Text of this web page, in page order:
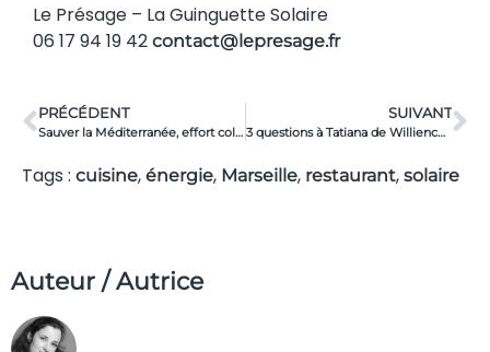
Le Présage – La Guinguette Solaire
06 17 94 19 42 contact@lepresage.fr
PRÉCÉDENT
Sauver la Méditerranée, effort collectif exigé !
SUIVANT
3 questions à Tatiana de Williencourt, pour le Fonds Epicurien Provence
Tags : cuisine, énergie, Marseille, restaurant, solaire
Auteur / Autrice